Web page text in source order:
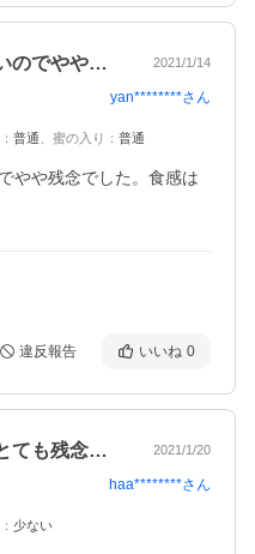
思っていたより、蜜が少ないのでやや残念… 2021/1/14
yan********さん
： 普通 蜜の入り ： 普通
やや残念でした。食感は
違反報告 いいね 0
全く蜜が無く、柔らかめでとても残念でし… 2021/1/20
haa********さん
： 少ない